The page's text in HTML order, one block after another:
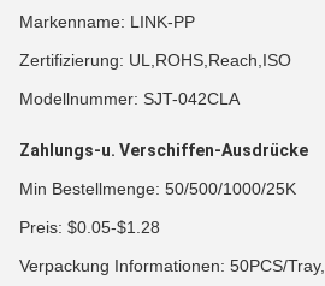
Markenname: LINK-PP
Zertifizierung: UL,ROHS,Reach,ISO
Modellnummer: SJT-042CLA
Zahlungs-u. Verschiffen-Ausdrücke
Min Bestellmenge: 50/500/1000/25K
Preis: $0.05-$1.28
Verpackung Informationen: 50PCS/